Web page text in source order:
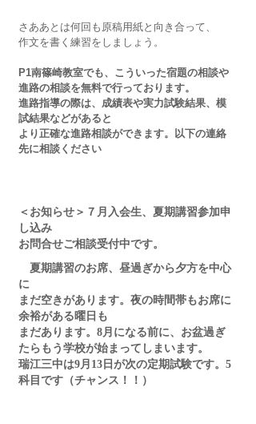
さああとは何回も原稿用紙と向き合って、
作文を書く練習をしましょう。
P1南篠崎教室でも、こういった宿題の相談や
進路の相談を無料で行っております。
進路指導の際は、成績表や実力試験結果、模
試結果などがあると
より正確な進路相談ができます。以下の連絡
先に相談ください
＜お知らせ＞７月入会生、夏期講習参加申
し込み
お問合せご相談受付中です。
夏期講習のお席、昼過ぎから夕方を中心
に
まだ空きがあります。夜の時間帯もお席に
余裕がある曜日も
まだあります。8月になる前に、お盆過ぎ
たらもう学校が始まってしまいます。
瑞江三中は9月13日が次の定期試験です。5
科目です（チャンス！！）